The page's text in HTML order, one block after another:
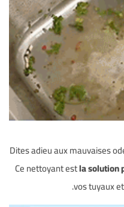
Dites adieu aux mauvaises
Ce nettoyant estla solution
vos tuyaux